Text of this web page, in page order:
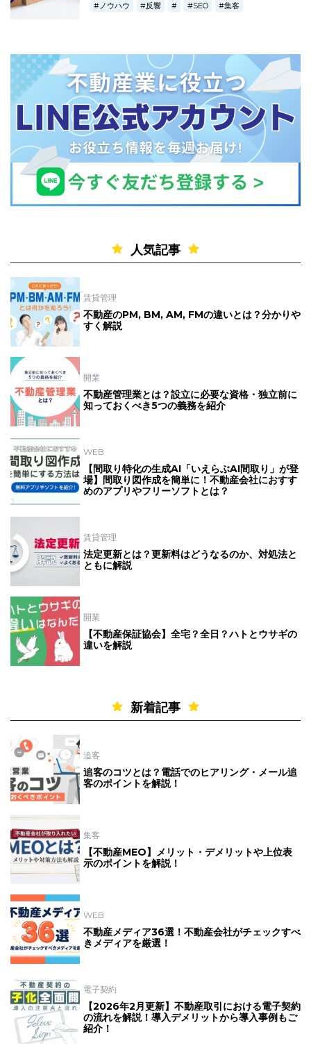
ノウハウ 反響 SEO 集客
人気記事
賃貸管理
不動産のPM, BM, AM, FMの違いとは？分かりや
すく解説
開業
不動産管理業とは？設立に必要な資格・独立前に
知っておくべき5つの義務を紹介
WEB
【間取り特化の生成AI「いえらぶAI間取り」が登
場】間取り図作成を簡単に！不動産会社におすす
めのアプリやフリーソフトとは？
賃貸管理
法定更新とは？更新料はどうなるのか、対処法と
ともに解説
開業
【不動産保証協会】全宅？全日？ハトとウサギの
違いを解説
新着記事
追客
追客のコツとは？電話でのヒアリング・メール追
客のポイントを解説！
集客
【不動産MEO】メリット・デメリットや上位表
示のポイントを解説！
WEB
不動産メディア36選！不動産会社がチェックすべ
きメディアを厳選！
電子契約
【2026年2月更新】不動産取引における電子契約
の流れを解説！導入デメリットから導入事例もご
紹介！